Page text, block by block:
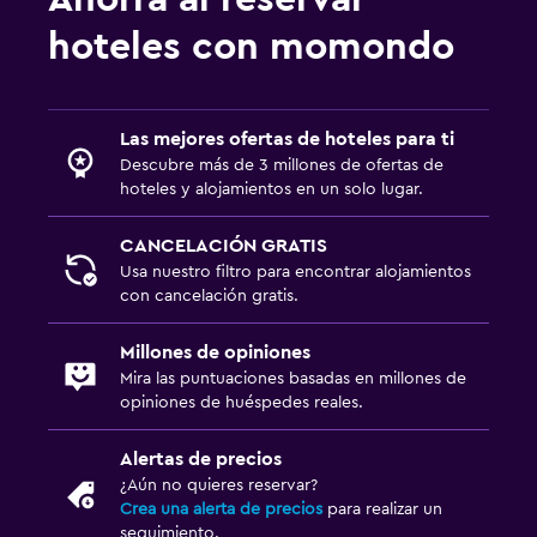
Lavandería
Servicio de planchado
Servicios de lavandería/tintorería
Plancha para pantalones
Plancha y tabla de planchar
General
Habitaciones familiares
Zona de estar
hoteles con momondo
Las mejores ofertas de hoteles para ti
Descubre más de 3 millones de ofertas de
hoteles y alojamientos en un solo lugar.
CANCELACIÓN GRATIS
Usa nuestro filtro para encontrar alojamientos
con cancelación gratis.
Millones de opiniones
Mira las puntuaciones basadas en millones de
opiniones de huéspedes reales.
Alertas de precios
¿Aún no quieres reservar?
Crea una alerta de precios para realizar un
seguimiento.